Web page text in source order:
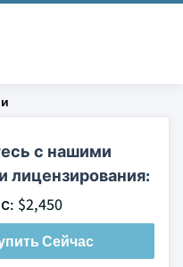
с нашими
лицензирования:
$2,450
Сейчас